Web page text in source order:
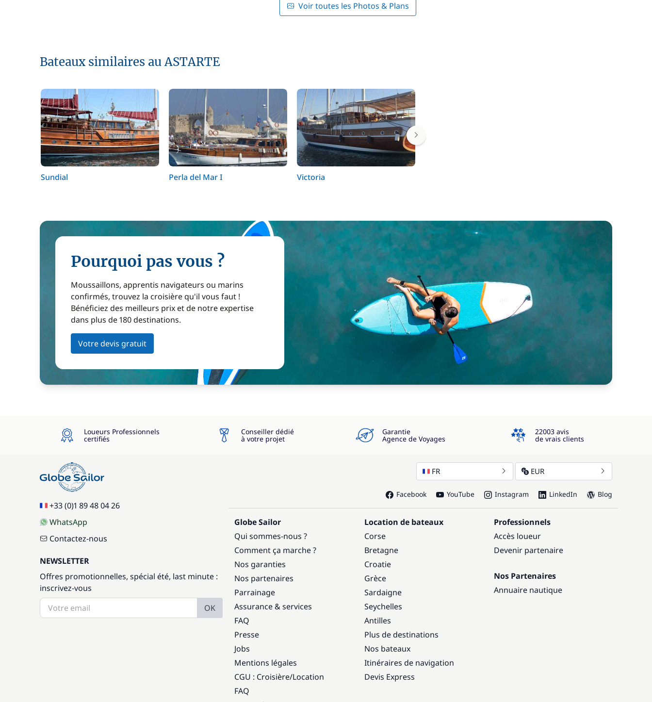
Voir toutes les Photos & Plans
Bateaux similaires au ASTARTE
Sundial Perla del Mar I Victoria
Pourquoi pas vous ?
Moussaillons, apprentis navigateurs ou marins
confirmés, trouvez la croisière qu'il vous faut !
Bénéficiez des meilleurs prix et de notre expertise
dans plus de 180 destinations.
Votre devis gratuit
Loueurs Professionnels
certifiés
Conseiller dédié
à votre projet
Garantie
Agence de Voyages
4.3
22003 avis
de vrais clients
+33 (0)1 89 48 04 26
WhatsApp
Contactez-nous
NEWSLETTER
Offres promotionnelles, spécial été, last minute :
inscrivez-vous
OK
FR EUR
Facebook YouTube Instagram LinkedIn Blog
Globe Sailor
Qui sommes-nous ?
Comment ça marche ?
Nos garanties
Nos partenaires
Parrainage
Assurance & services
FAQ
Presse
Jobs
Mentions légales
CGU : Croisière/Location
FAQ
Location de bateaux
Corse
Bretagne
Croatie
Grèce
Sardaigne
Seychelles
Antilles
Plus de destinations
Nos bateaux
Itinéraires de navigation
Devis Express
Professionnels
Accès loueur
Devenir partenaire
Nos Partenaires
Annuaire nautique